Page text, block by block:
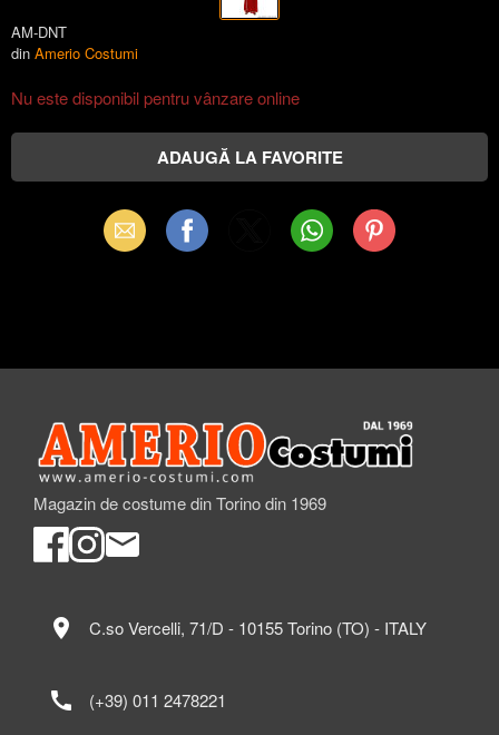
AM-DNT
din Amerio Costumi
Nu este disponibil pentru vânzare online
Email Facebook WhatsAppPinterest
Magazin de costume din Torino din 1969
location_on C.so Vercelli, 71/D - 10155 Torino (TO) - ITALY
call (+39) 011 2478221